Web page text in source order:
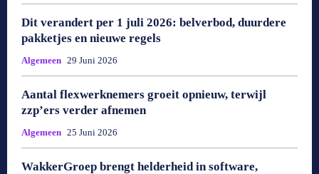
Dit verandert per 1 juli 2026: belverbod, duurdere
pakketjes en nieuwe regels
Algemeen 29 Juni 2026
Aantal flexwerknemers groeit opnieuw, terwijl
zzp’ers verder afnemen
Algemeen 25 Juni 2026
WakkerGroep brengt helderheid in software,